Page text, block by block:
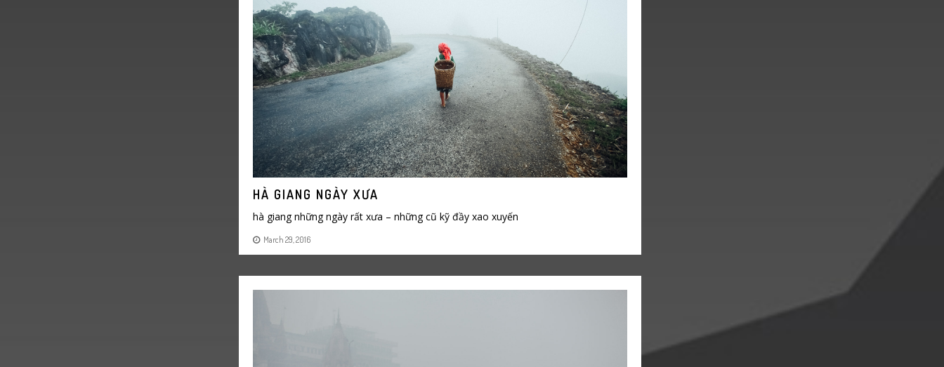
HÀ GIANG NGÀY XƯA
hà giang những ngày rất xưa – những cũ kỹ đầy xao xuyến
March 29, 2016